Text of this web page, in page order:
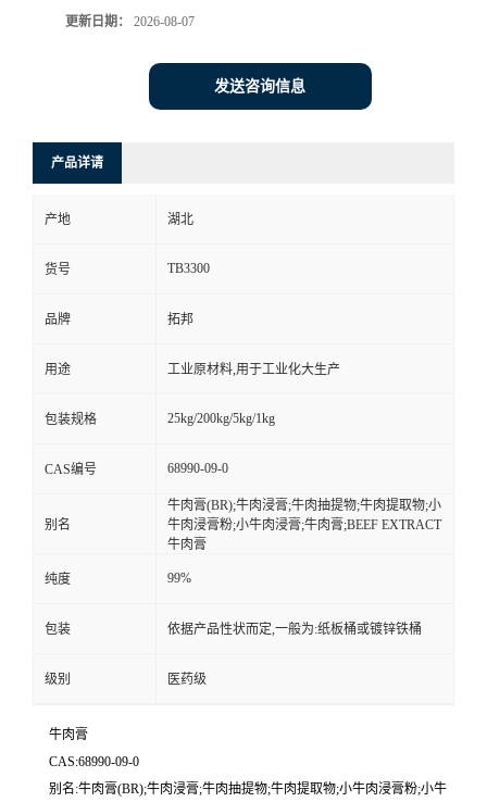
更新日期： 2026-08-07
发送咨询信息
产品详请
产地 湖北
货号 TB3300
品牌 拓邦
用途 工业原材料,用于工业化大生产
包装规格 25kg/200kg/5kg/1kg
CAS编号 68990-09-0
别名
牛肉膏(BR);牛肉浸膏;牛肉抽提物;牛肉提取物;小
牛肉浸膏粉;小牛肉浸膏;牛肉膏;BEEF EXTRACT
牛肉膏
纯度 99%
包装 依据产品性状而定,一般为:纸板桶或镀锌铁桶
级别 医药级
牛肉膏
CAS:68990-09-0
别名:牛肉膏(BR);牛肉浸膏;牛肉抽提物;牛肉提取物;小牛肉浸膏粉;小牛